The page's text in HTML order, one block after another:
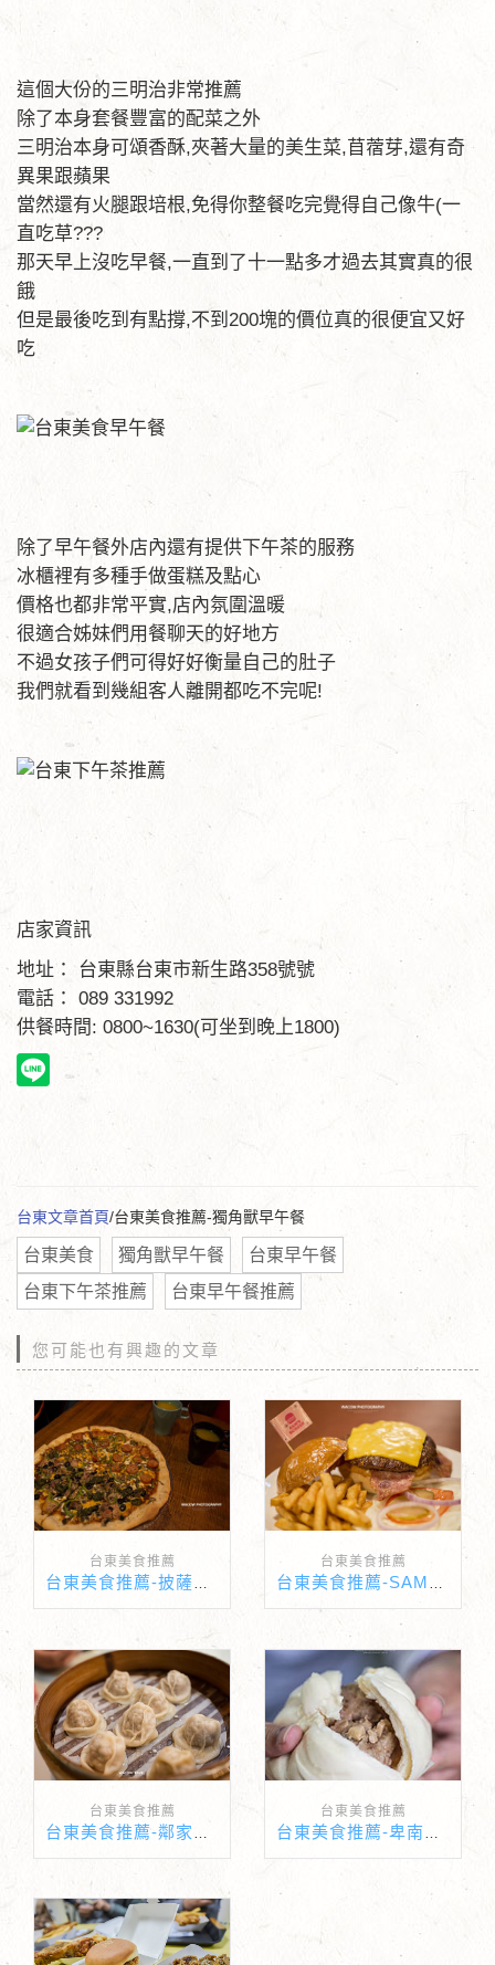
這個大份的三明治非常推薦
除了本身套餐豐富的配菜之外
三明治本身可頌香酥,夾著大量的美生菜,苜蓿芽,還有奇
異果跟蘋果
當然還有火腿跟培根,免得你整餐吃完覺得自己像牛(一
直吃草???
那天早上沒吃早餐,一直到了十一點多才過去其實真的很
餓
但是最後吃到有點撐,不到200塊的價位真的很便宜又好
吃
除了早午餐外店內還有提供下午茶的服務
冰櫃裡有多種手做蛋糕及點心
價格也都非常平實,店內氛圍溫暖
很適合姊妹們用餐聊天的好地方
不過女孩子們可得好好衡量自己的肚子
我們就看到幾組客人離開都吃不完呢!
店家資訊
地址： 台東縣台東市新生路358號號
電話： 089 331992
供餐時間: 0800~1630(可坐到晚上1800)
台東文章首頁/台東美食推薦-獨角獸早午餐
台東美食 獨角獸早午餐
台東早午餐
台東下午茶推薦
台東早午餐推薦
您可能也有興趣的文章
台東美食推薦
台東美食推薦-披薩阿伯Uncle Pete's Pizza
台東美食推薦
台東美食推薦-SAMS BURGER
台東美食推薦 台東美食推薦